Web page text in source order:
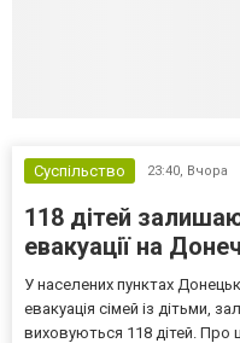
Суспільство 23:40, Вчора
118 дітей
евакуації на
У населених пунктах
евакуація сімей із дітьми,
виховуються 118 дітей. Про